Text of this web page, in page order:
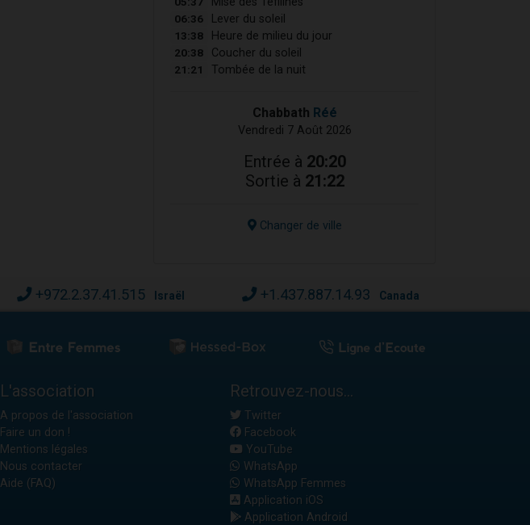
06:36 Lever du soleil
13:38 Heure de milieu du jour
20:38 Coucher du soleil
21:21 Tombée de la nuit
Chabbath Réé
Vendredi 7 Août 2026
Entrée à 20:20
Sortie à 21:22
Changer de ville
+972.2.37.41.515 Israël +1.437.887.14.93 Canada
L'association
A propos de l'association
Faire un don !
Mentions légales
Nous contacter
Aide (FAQ)
Retrouvez-nous...
Twitter
Facebook
YouTube
WhatsApp
WhatsApp Femmes
Application iOS
Application Android